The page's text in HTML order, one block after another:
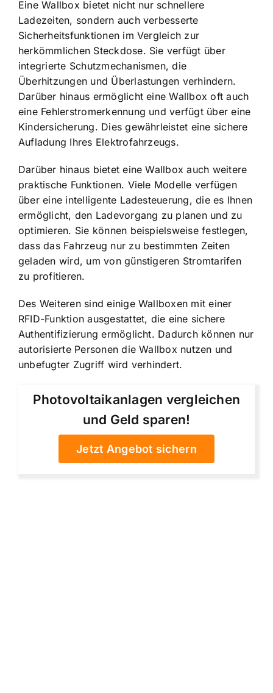
Eine Wallbox bietet nicht nur schnellere
Ladezeiten, sondern auch verbesserte
Sicherheitsfunktionen im Vergleich zur
herkömmlichen Steckdose. Sie verfügt über
integrierte Schutzmechanismen, die
Überhitzungen und Überlastungen verhindern.
Darüber hinaus ermöglicht eine Wallbox oft auch
eine Fehlerstromerkennung und verfügt über eine
Kindersicherung. Dies gewährleistet eine sichere
Aufladung Ihres Elektrofahrzeugs.
Darüber hinaus bietet eine Wallbox auch weitere
praktische Funktionen. Viele Modelle verfügen
über eine intelligente Ladesteuerung, die es Ihnen
ermöglicht, den Ladevorgang zu planen und zu
optimieren. Sie können beispielsweise festlegen,
dass das Fahrzeug nur zu bestimmten Zeiten
geladen wird, um von günstigeren Stromtarifen
zu profitieren.
Des Weiteren sind einige Wallboxen mit einer
RFID-Funktion ausgestattet, die eine sichere
Authentifizierung ermöglicht. Dadurch können nur
autorisierte Personen die Wallbox nutzen und
unbefugter Zugriff wird verhindert.
Photovoltaikanlagen vergleichen
und Geld sparen!
Jetzt Angebot sichern